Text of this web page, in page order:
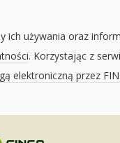
ich używania oraz
. Korzystając z
elektroniczną przez